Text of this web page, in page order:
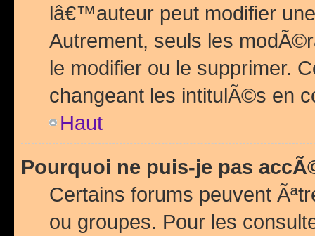
lâ€™auteur peut modifier
Autrement, seuls les
le modifier ou le supprimer.
changeant les intitulÃ©s en
Haut
Pourquoi ne puis-je pas
Certains forums peuvent
ou groupes. Pour les